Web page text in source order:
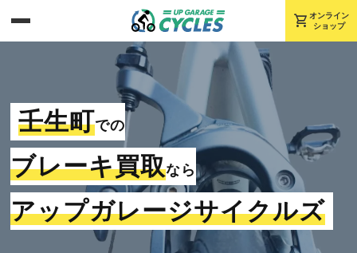
shopping_cart オンライン
ショップ
壬生町での
ブレーキ買取なら
アップガレージサイクルズ